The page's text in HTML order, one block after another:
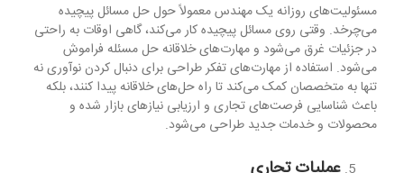
مسئولیت‌های روزانه یک مهندس معمولاً حول حل مسائل پیچیده
می‌چرخد. وقتی روی مسائل پیچیده کار می‌کند، گاهی اوقات به راحتی
در جزئیات غرق می‌شود و مهارت‌های خلاقانه حل مسئله فراموش
می‌شود. استفاده از مهارت‌های تفکر طراحی برای دنبال کردن نوآوری نه
تنها به متخصصان کمک می‌کند تا راه حل‌های خلاقانه پیدا کنند، بلکه
باعث شناسایی فرصت‌های تجاری و ارزیابی نیازهای بازار شده و
محصولات و خدمات جدید طراحی می‌شود.